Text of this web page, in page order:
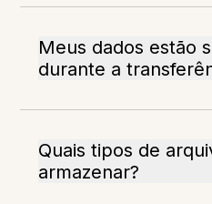
Meus dados estão
durante a
Quais tipos de
armazenar?